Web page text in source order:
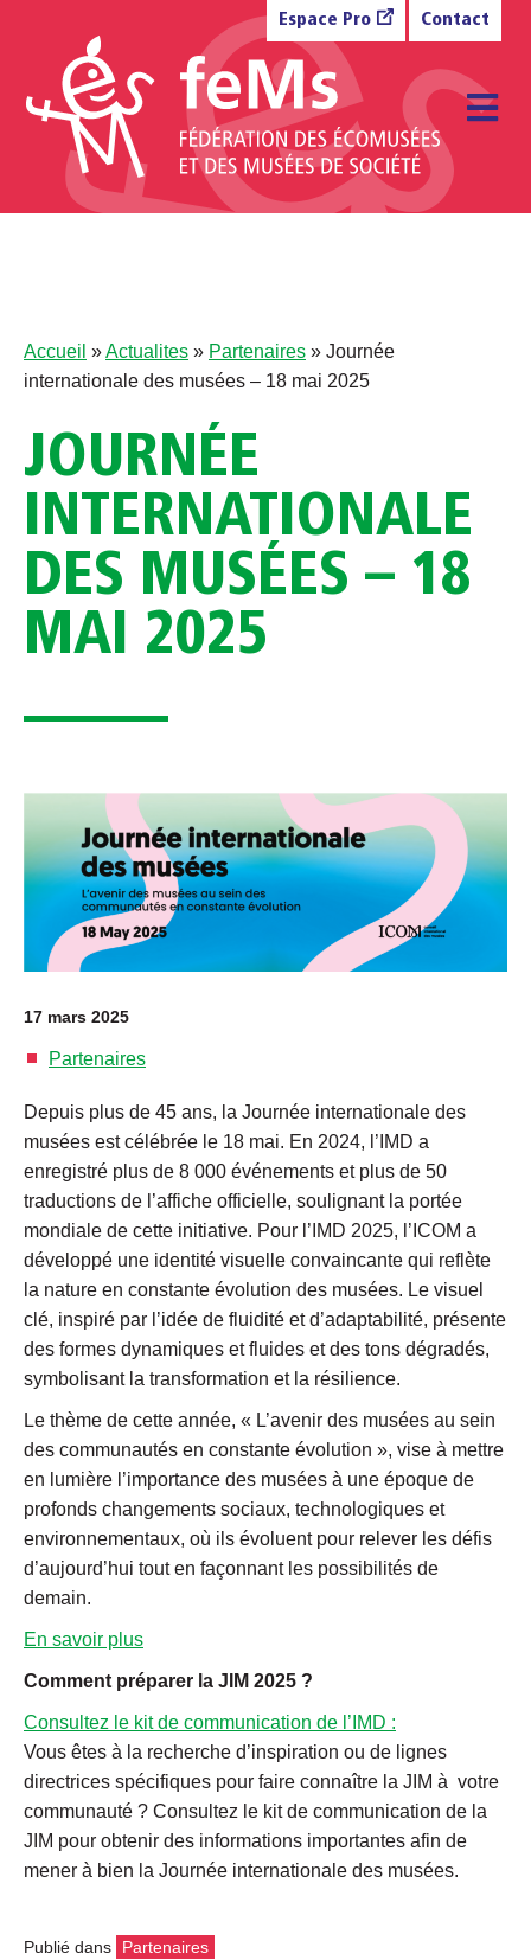
Espace Pro Contact
Accueil »Actualites » Partenaires » Journée
internationale des musées – 18 mai 2025
JOURNÉE
INTERNATIONALE
DES MUSÉES – 18
MAI 2025
17 mars 2025
Partenaires
Depuis plus de 45 ans, la Journée internationale des
musées est célébrée le 18 mai. En 2024, l’IMD a
enregistré plus de 8 000 événements et plus de 50
traductions de l’affiche officielle, soulignant la portée
mondiale de cette initiative. Pour l’IMD 2025, l’ICOM a
développé une identité visuelle convaincante qui reflète
la nature en constante évolution des musées. Le visuel
clé, inspiré par l’idée de fluidité et d’adaptabilité, présente
des formes dynamiques et fluides et des tons dégradés,
symbolisant la transformation et la résilience.
Le thème de cette année, « L’avenir des musées au sein
des communautés en constante évolution », vise à mettre
en lumière l’importance des musées à une époque de
profonds changements sociaux, technologiques et
environnementaux, où ils évoluent pour relever les défis
d’aujourd’hui tout en façonnant les possibilités de
demain.
En savoir plus
Comment préparer la JIM 2025 ?
Consultez le kit de communication de l’IMD :
Vous êtes à la recherche d’inspiration ou de lignes
directrices spécifiques pour faire connaître la JIM à votre
communauté ? Consultez le kit de communication de la
JIM pour obtenir des informations importantes afin de
mener à bien la Journée internationale des musées.
Publié dans Partenaires